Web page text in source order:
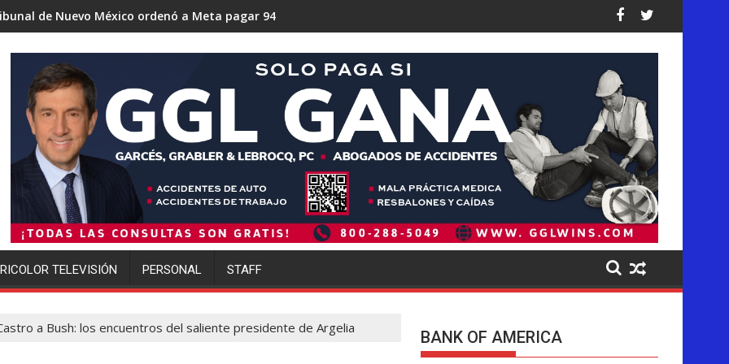
ordenó a Meta pagar 942 millones de dólares por los daños causados a los niños en sus plataformas
Trump se acerca a lograr la mayor operación de deportaciones de la historia de Estados
Ofensiva migratoria de Trump golpea
TELEVISIÓN PERSONAL STAFF
a Bush: los encuentros del saliente presidente de Argelia BANK OF AMERICA